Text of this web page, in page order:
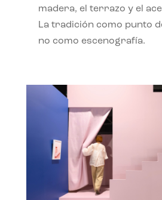
madera, el terrazo y el
La tradición como punto
no como escenografía.